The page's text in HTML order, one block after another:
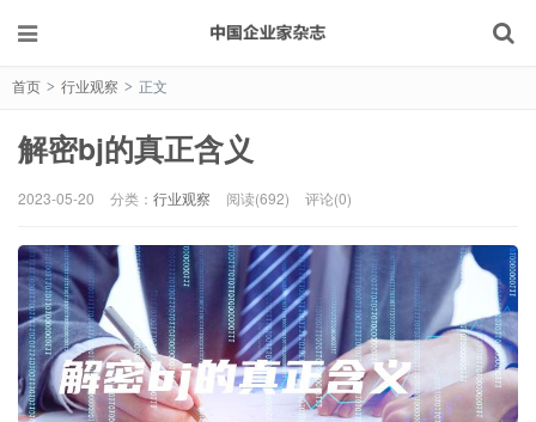
首页 > 行业观察 > 正文
解密bj的真正含义
2023-05-20 分类： 行业观察 阅读(692) 评论(0)